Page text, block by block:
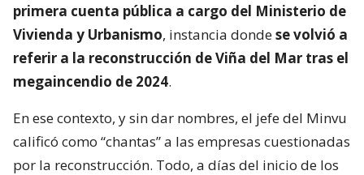
primera cuenta pública a cargo del Ministerio de
Vivienda y Urbanismo, instancia dondese volvió a
referir a la reconstrucción de Viña del Mar tras el
megaincendio de 2024.
En ese contexto, y sin dar nombres, el jefe del Minvu
calificó como “chantas” a las empresas cuestionadas
por la reconstrucción. Todo, a días del inicio de los